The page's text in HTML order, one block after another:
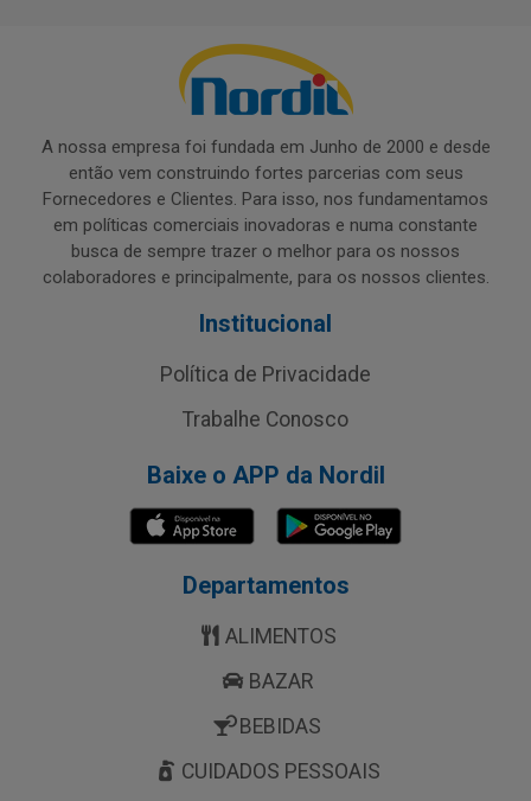
A nossa empresa foi fundada em Junho de 2000 e desde
então vem construindo fortes parcerias com seus
Fornecedores e Clientes. Para isso, nos fundamentamos
em políticas comerciais inovadoras e numa constante
busca de sempre trazer o melhor para os nossos
colaboradores e principalmente, para os nossos clientes.
Institucional
Política de Privacidade
Trabalhe Conosco
Baixe o APP da Nordil
Departamentos
ALIMENTOS
BAZAR
BEBIDAS
CUIDADOS PESSOAIS